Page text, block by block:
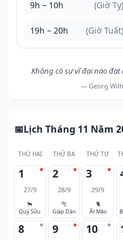
9h – 10h (Giờ Tỵ)
19h – 20h (Giờ Tuất)
Không có sự vĩ đại nào
— Georg
Lịch Tháng 11 Năm
THỨ HAI THỨ BA THỨ TƯ
1
27/9
🐂
Quý Sửu
2
28/9
🐅
Giáp Dần
3
29/9
🐈
Ất Mão
8 9 10